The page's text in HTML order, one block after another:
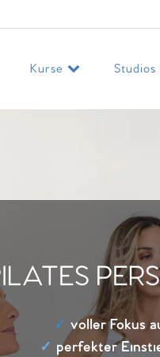
Kurse Studios
✓ voller Fokus
✓ perfekter